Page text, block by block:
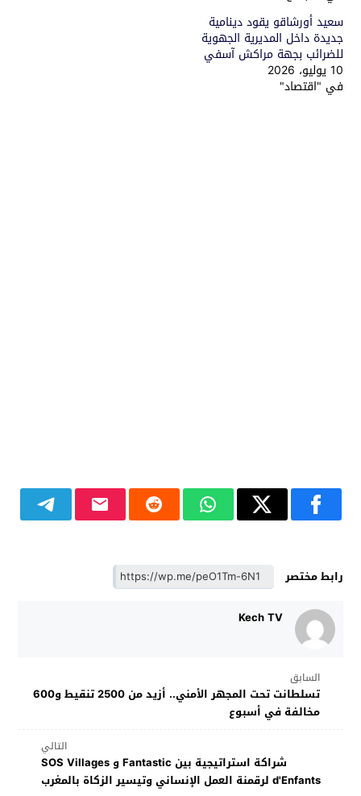
سعيد أورشاقو يقود دينامية
جديدة داخل المديرية الجهوية
للضرائب بجهة مراكش آسفي
10 يوليو، 2026
في "اقتصاد"
رابط مختصر
Kech TV
السابق
تسلطانت تحت المجهر الأمني.. أزيد من 2500 تنقيط و600
مخالفة في أسبوع
التالي
شراكة استراتيجية بين Fantastic و SOS Villages
d'Enfants لرقمنة العمل الإنساني وتيسير الزكاة بالمغرب